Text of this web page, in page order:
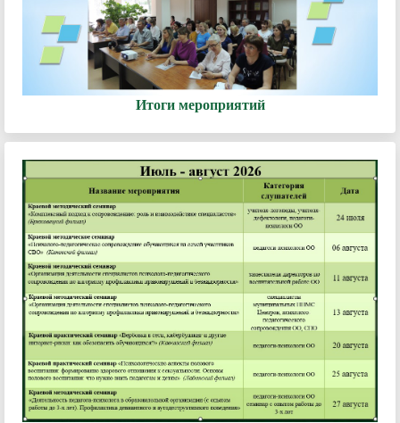
Итоги мероприятий